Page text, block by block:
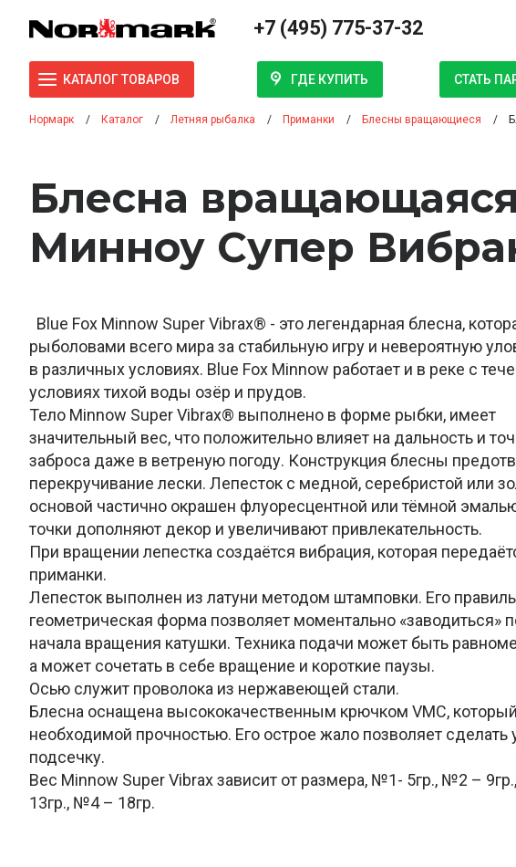
+7 (495) 775-37-32
КАТАЛОГ ТОВАРОВ ГДЕ КУПИТЬ СТАТЬ
Нормарк Каталог Летняя рыбалка Приманки Блесны вращающиеся
Блесна вращающаяся
Минноу Супер
Blue Fox Minnow Super Vibrax® - это легендарная блесна,
рыболовами всего мира за стабильную игру и невероятную
в различных условиях. Blue Fox Minnow работает и в реке с
условиях тихой воды озёр и прудов.
Тело Minnow Super Vibrax® выполнено в форме рыбки, имеет
значительный вес, что положительно влияет на дальность и
заброса даже в ветреную погоду. Конструкция блесны
перекручивание лески. Лепесток с медной, серебристой или
основой частично окрашен флуоресцентной или тёмной
точки дополняют декор и увеличивают привлекательность.
При вращении лепестка создаётся вибрация, которая
приманки.
Лепесток выполнен из латуни методом штамповки. Его
геометрическая форма позволяет моментально «заводиться»
начала вращения катушки. Техника подачи может быть
а может сочетать в себе вращение и короткие паузы.
Осью служит проволока из нержавеющей стали.
Блесна оснащена высококачественным крючком VMC,
необходимой прочностью. Его острое жало позволяет сделать
подсечку.
Вес Minnow Super Vibrax зависит от размера, №1- 5гр., №2 –
13гр., №4 – 18гр.